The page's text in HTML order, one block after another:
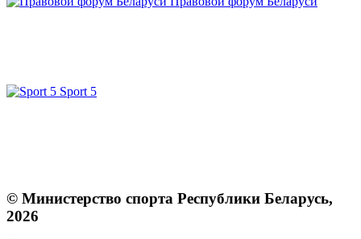
Sport 5
© Министерство спорта Республики Беларусь,
2026